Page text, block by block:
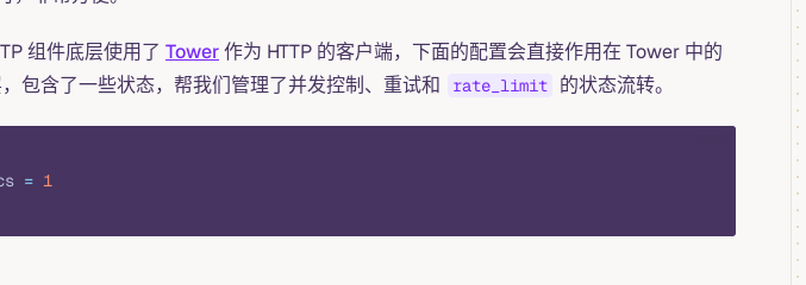
组件底层使用了 Tower作为 HTTP 的客户端，下面的配置会直接作用在 Tower 中的
包含了一些状态，帮我们管理了并发控制、重试和
rate_limit 的状态流转。
= 1